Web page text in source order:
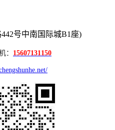
号中南国际城B1座)
： 15607131150